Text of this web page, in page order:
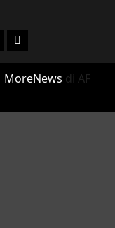
Ente Parco
MoreNews di AF